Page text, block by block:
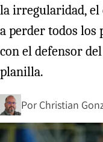
la irregularidad, el
a perder todos los
con el defensor
planilla.
Por Christian